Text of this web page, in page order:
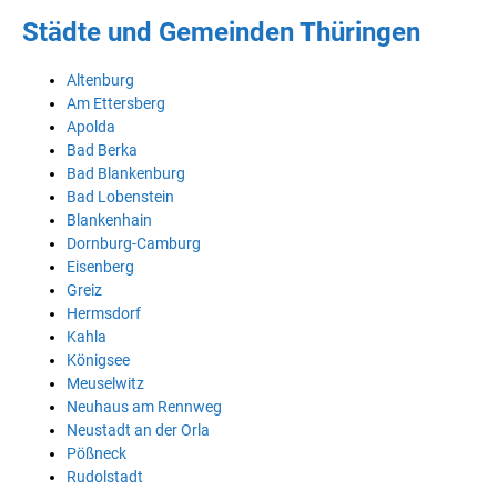
Städte und Gemeinden Thüringen
Altenburg
Am Ettersberg
Apolda
Bad Berka
Bad Blankenburg
Bad Lobenstein
Blankenhain
Dornburg-Camburg
Eisenberg
Greiz
Hermsdorf
Kahla
Königsee
Meuselwitz
Neuhaus am Rennweg
Neustadt an der Orla
Pößneck
Rudolstadt